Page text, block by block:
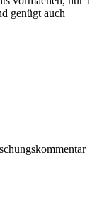
genügt auch